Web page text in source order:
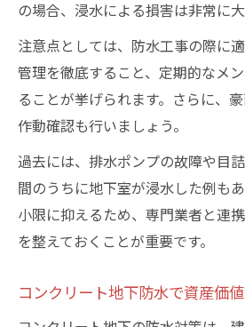
の場合、浸水による損害は非常に大
注意点としては、防水工事の際に
管理を徹底すること、定期的なメ
ることが挙げられます。さらに、
作動確認も行いましょう。
過去には、排水ポンプの故障や目
間のうちに地下室が浸水した例も
小限に抑えるため、専門業者と連
を整えておくことが重要です。
コンクリート地下防水で資産価